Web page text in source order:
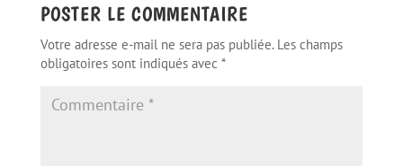
POSTER LE COMMENTAIRE
Votre adresse e-mail ne sera pas publiée. Les champs
obligatoires sont indiqués avec *